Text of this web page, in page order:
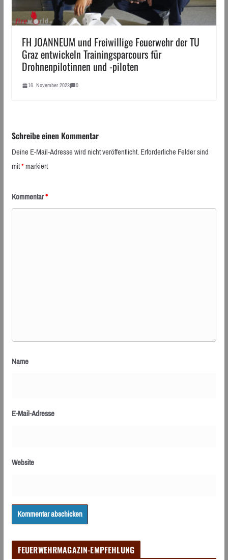
FH JOANNEUM und Freiwillige Feuerwehr der TU
Graz entwickeln Trainingsparcours für
Drohnenpilotinnen und -piloten
16. November 2023 0
Schreibe einen Kommentar
Deine E-Mail-Adresse wird nicht veröffentlicht.Erforderliche Felder sind
mit*markiert
Kommentar*
Name
E-Mail-Adresse
Website
FEUERWEHRMAGAZIN-EMPFEHLUNG